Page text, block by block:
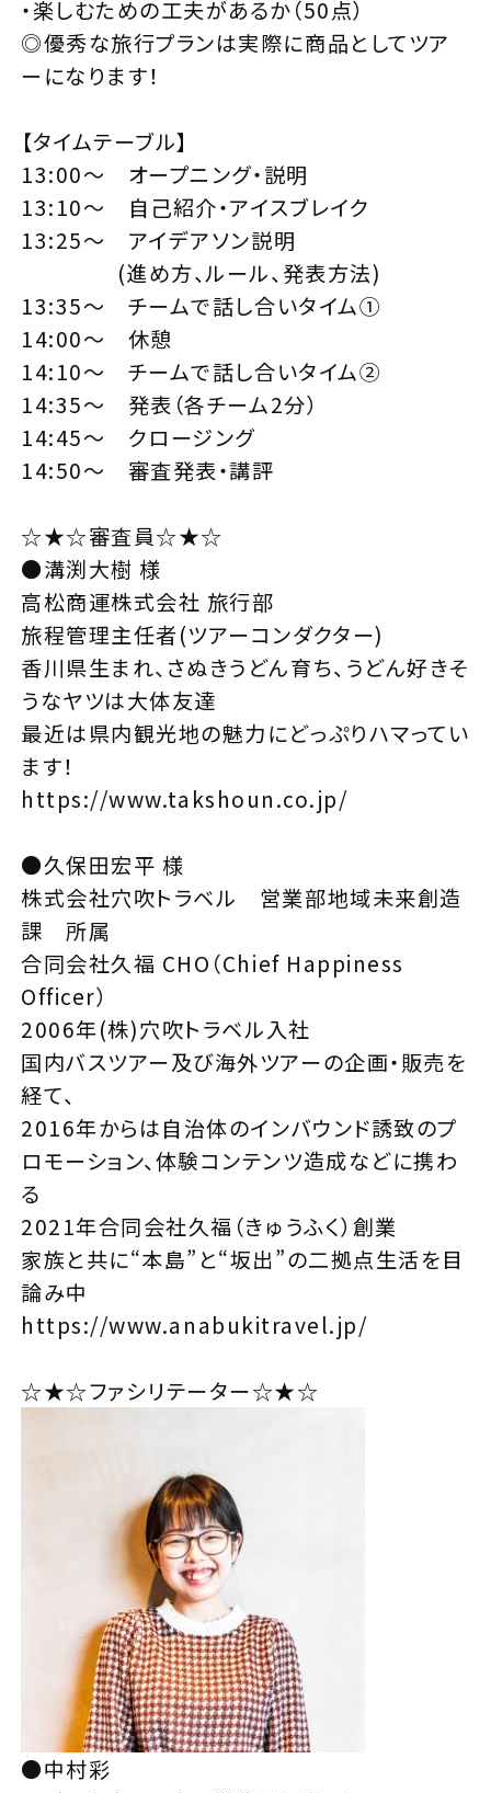
・楽しむための工夫があるか（50点）
◎優秀な旅行プランは実際に商品としてツア
ーになります！
【タイムテーブル】
13:00〜 オープニング・説明
13:10〜 自己紹介・アイスブレイク
13:25〜 アイデアソン説明
(進め方、ルール、発表方法)
13:35〜 チームで話し合いタイム①
14:00〜 休憩
14:10〜 チームで話し合いタイム②
14:35〜 発表（各チーム2分）
14:45〜 クロージング
14:50〜 審査発表・講評
☆★☆審査員☆★☆
●溝渕大樹 様
高松商運株式会社 旅行部
旅程管理主任者(ツアーコンダクター)
香川県生まれ、さぬきうどん育ち、うどん好きそ
うなヤツは大体友達
最近は県内観光地の魅力にどっぷりハマってい
ます！
https://www.takshoun.co.jp/
●久保田宏平 様
株式会社穴吹トラベル 営業部地域未来創造
課 所属
合同会社久福 CHO（Chief Happiness
Officer）
2006年(株)穴吹トラベル入社
国内バスツアー及び海外ツアーの企画・販売を
経て、
2016年からは自治体のインバウンド誘致のプ
ロモーション、体験コンテンツ造成などに携わ
る
2021年合同会社久福（きゅうふく）創業
家族と共に“本島”と“坂出”の二拠点生活を目
論み中
https://www.anabukitravel.jp/
☆★☆ファシリテーター☆★☆
●中村彩